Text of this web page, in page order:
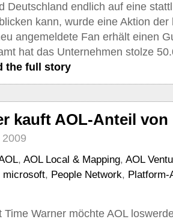
Deutschland endlich auf eine
kann, wurde eine Aktion der
angemeldete Fan erhält einen
hat das Unternehmen stolze
the full story
kauft AOL-Anteil von
, AOL Local & Mapping, AOL
microsoft, People Network, Platform-
Time Warner möchte AOL